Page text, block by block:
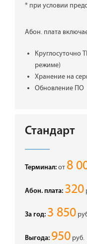
* при условии
Абон. плата
Круглосуточно
режиме)
Хранение на
Обновление ПО
Стандарт
Терминал: от 8
Абон. плата: 320
За год: 3 850
Выгода: 950 руб.